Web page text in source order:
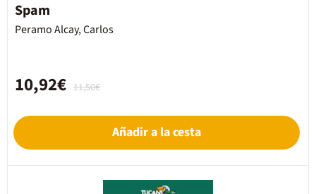
Spam
Peramo Alcay, Carlos
11,50€
10,92€
Añadir a la cesta